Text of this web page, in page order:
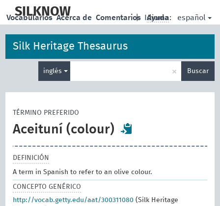
main
SILKNOW | Idioma: español
Vocabularios Acerca de Comentarios Ayuda
Silk Heritage Thesaurus
inglés × Buscar
TÉRMINO PREFERIDO
Aceituní (colour)
DEFINICIÓN
A term in Spanish to refer to an olive colour.
CONCEPTO GENÉRICO
http://vocab.getty.edu/aat/300311080 (Silk Heritage